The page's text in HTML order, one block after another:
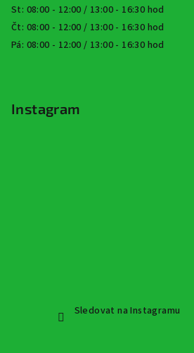
St: 08:00 - 12:00 / 13:00 - 16:30 hod
Čt: 08:00 - 12:00 / 13:00 - 16:30 hod
Pá: 08:00 - 12:00 / 13:00 - 16:30 hod
Instagram
Sledovat na Instagramu